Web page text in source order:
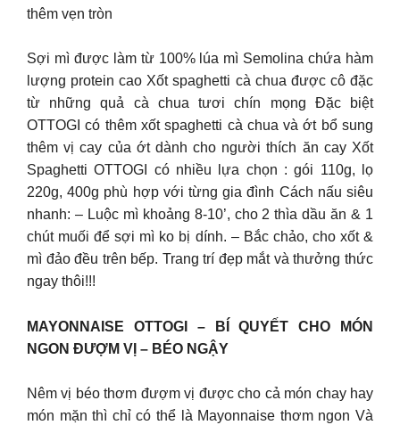
thêm vẹn tròn
Sợi mì được làm từ 100% lúa mì Semolina chứa hàm
lượng protein cao Xốt spaghetti cà chua được cô đặc
từ những quả cà chua tươi chín mọng Đặc biệt
OTTOGI có thêm xốt spaghetti cà chua và ớt bổ sung
thêm vị cay của ớt dành cho người thích ăn cay Xốt
Spaghetti OTTOGI có nhiều lựa chọn : gói 110g, lọ
220g, 400g phù hợp với từng gia đình Cách nấu siêu
nhanh: – Luộc mì khoảng 8-10’, cho 2 thìa dầu ăn & 1
chút muối để sợi mì ko bị dính. – Bắc chảo, cho xốt &
mì đảo đều trên bếp. Trang trí đẹp mắt và thưởng thức
ngay thôi!!!
MAYONNAISE OTTOGI – BÍ QUYẾT CHO MÓN
NGON ĐƯỢM VỊ – BÉO NGẬY
Nêm vị béo thơm đượm vị được cho cả món chay hay
món mặn thì chỉ có thể là Mayonnaise thơm ngon Và